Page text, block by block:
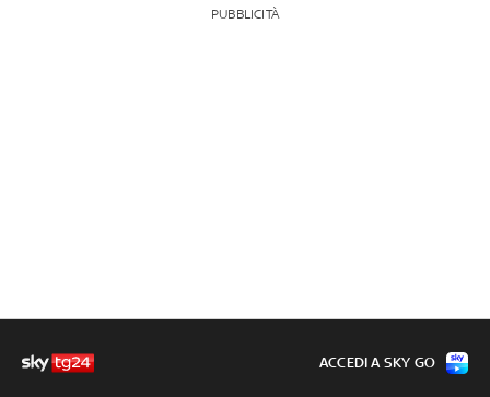
PUBBLICITÀ
ACCEDI A SKY GO